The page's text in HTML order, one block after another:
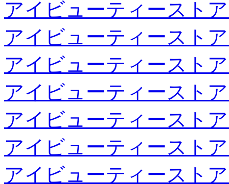
アイビューティースト
アイビューティースト
アイビューティースト
アイビューティースト
アイビューティースト
アイビューティースト
アイビューティースト